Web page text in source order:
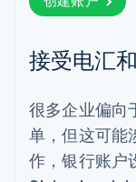
接受电汇
很多企业偏向
单，但这可能
作，银行账户